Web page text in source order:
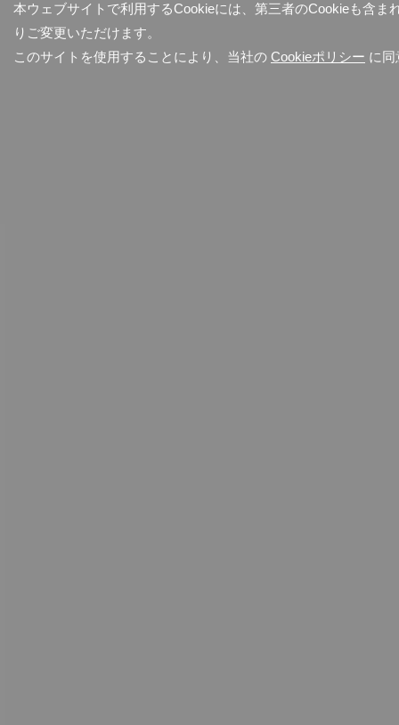
本ウェブサイトで利用するCookieには、第三者のCookieも含
りご変更いただけます。
このサイトを使用することにより、当社の Cookieポリシー に